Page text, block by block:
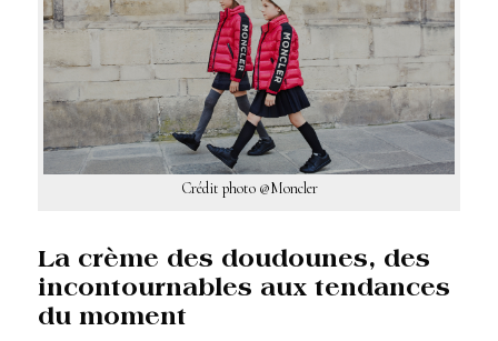
Crédit photo @Moncler
La crème des doudounes, des
incontournables aux tendances
du moment